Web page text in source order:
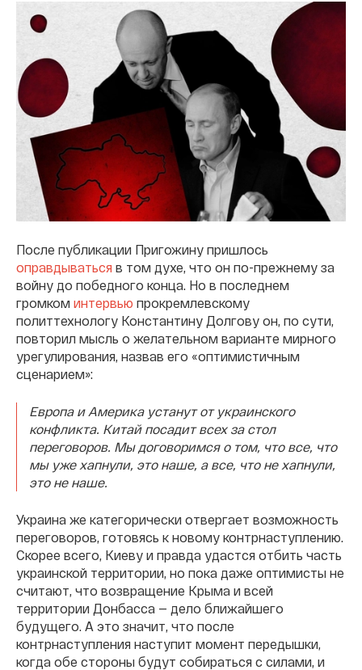
После публикации Пригожину пришлось
оправдываться в том духе, что он по-прежнему за
войну до победного конца. Но в последнем
громком интервью прокремлевскому
политтехнологу Константину Долгову он, по сути,
повторил мысль о желательном варианте мирного
урегулирования, назвав его «оптимистичным
сценарием»:
Европа и Америка устанут от украинского
конфликта. Китай посадит всех за стол
переговоров. Мы договоримся о том, что все, что
мы уже хапнули, это наше, а все, что не хапнули,
это не наше.
Украина же категорически отвергает возможность
переговоров, готовясь к новому контрнаступлению.
Скорее всего, Киеву и правда удастся отбить часть
украинской территории, но пока даже оптимисты не
считают, что возвращение Крыма и всей
территории Донбасса — дело ближайшего
будущего. А это значит, что после
контрнаступления наступит момент передышки,
когда обе стороны будут собираться с силами, и